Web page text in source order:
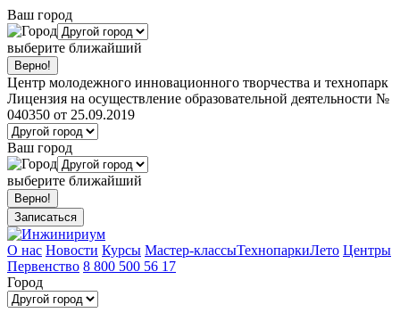
Ваш город
выберите ближайший
Центр молодежного инновационного творчества и технопарк
Лицензия на осуществление образовательной деятельности №
040350 от 25.09.2019
Ваш город
выберите ближайший
Записаться
О нас Новости Курсы Мастер-классыТехнопаркиЛето Центры
Первенство 8 800 500 56 17
Город